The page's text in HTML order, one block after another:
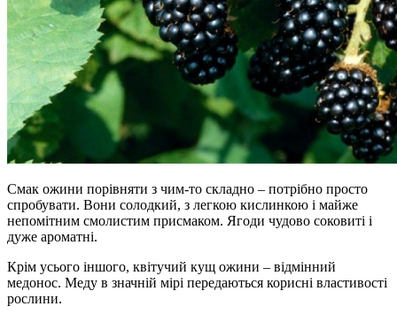
Смак ожини порівняти з чим-то складно – потрібно просто
спробувати. Вони солодкий, з легкою кислинкою і майже
непомітним смолистим присмаком. Ягоди чудово соковиті і
дуже ароматні.
Крім усього іншого, квітучий кущ ожини – відмінний
медонос. Меду в значній мірі передаються корисні властивості
рослини.